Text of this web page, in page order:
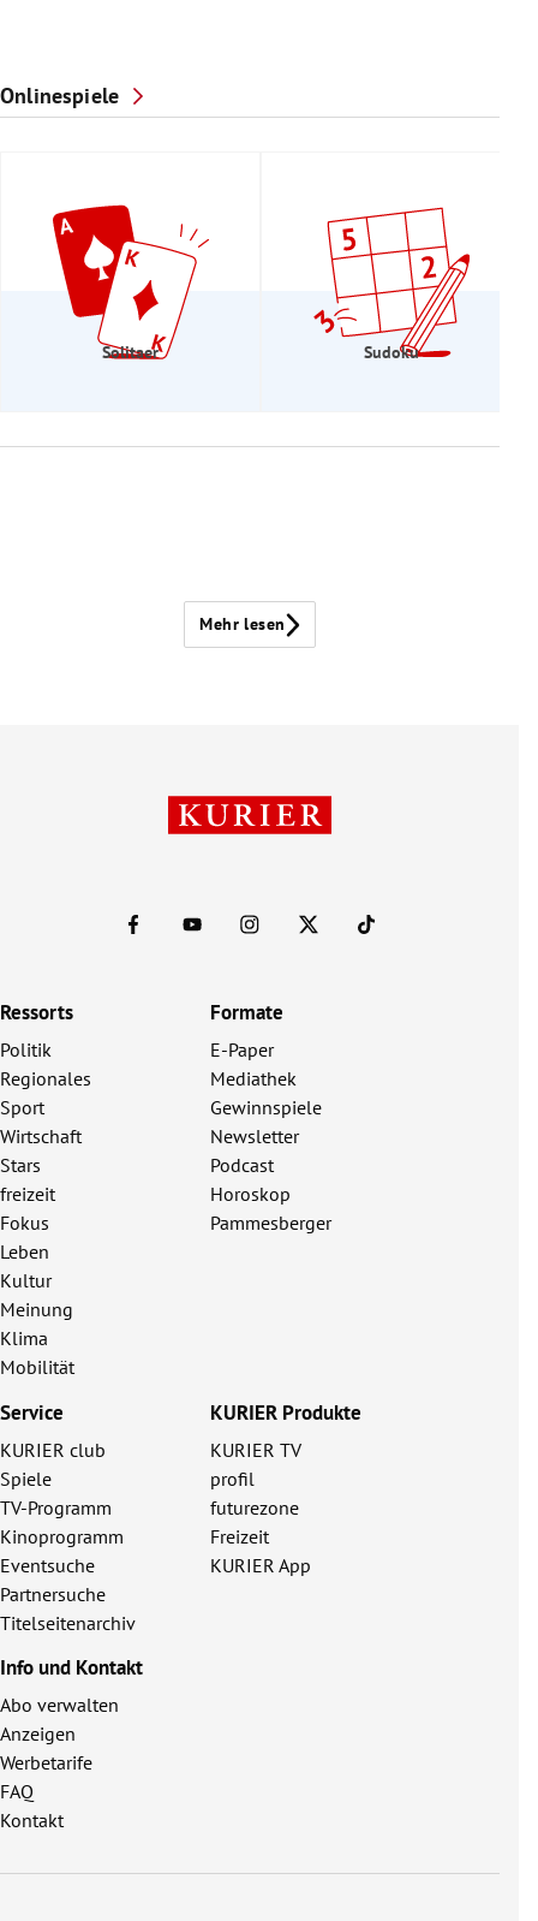
Onlinespiele
Solitaer Sudoku
Mehr lesen
Ressorts
Politik
Regionales
Sport
Wirtschaft
Stars
freizeit
Fokus
Leben
Kultur
Meinung
Klima
Mobilität
Formate
E-Paper
Mediathek
Gewinnspiele
Newsletter
Podcast
Horoskop
Pammesberger
Service
KURIER club
Spiele
TV-Programm
Kinoprogramm
Eventsuche
Partnersuche
Titelseitenarchiv
KURIER Produkte
KURIER TV
profil
futurezone
Freizeit
KURIER App
Info und Kontakt
Abo verwalten
Anzeigen
Werbetarife
FAQ
Kontakt